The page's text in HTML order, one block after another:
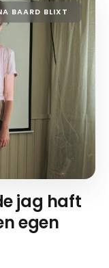
BAARD BLIXT
jag haft
egen